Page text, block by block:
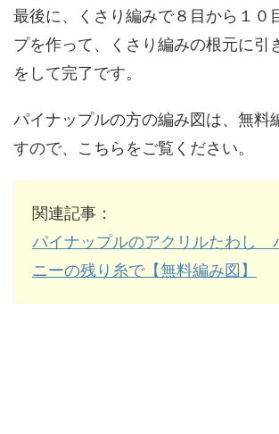
最後に、くさり編みで８目から１０
プを作って、くさり編みの根元に引
をして完了です。
パイナップルの方の編み図は、無料
すので、こちらをご覧ください。
関連記事：
パイナップルのアクリルたわし
ニーの残り糸で【無料編み図】